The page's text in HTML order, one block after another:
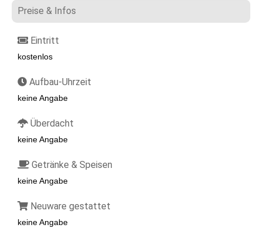
Preise & Infos
Eintritt
kostenlos
Aufbau-Uhrzeit
keine Angabe
Überdacht
keine Angabe
Getränke & Speisen
keine Angabe
Neuware gestattet
keine Angabe